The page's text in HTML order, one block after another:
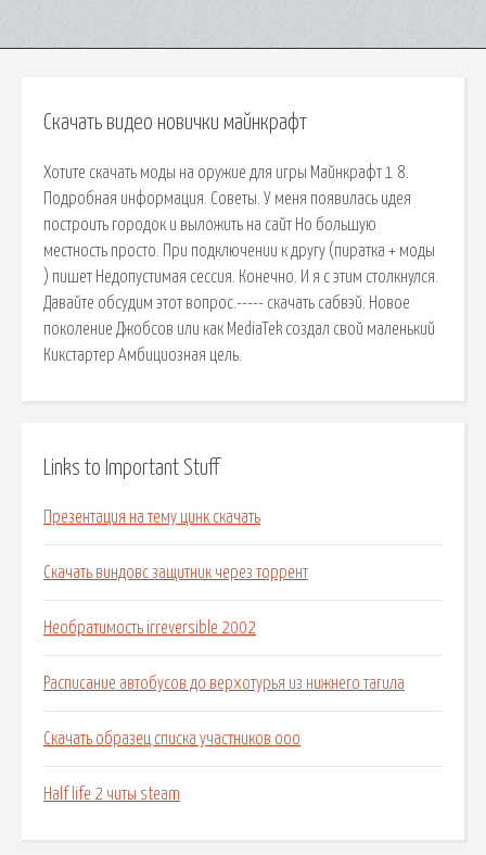
Скачать видео новички майнкрафт
Хотите скачать моды на оружие для игры Майнкрафт 1 8.
Подробная информация. Советы. У меня появилась идея
построить городок и выложить на сайт Но большую
местность просто. При подключении к другу (пиратка + моды
) пишет Недопустимая сессия. Конечно. И я с этим столкнулся.
Давайте обсудим этот вопрос.----- скачать сабвэй. Новое
поколение Джобсов или как MediaTek создал свой маленький
Кикстартер Амбициозная цель.
Links to Important Stuff
Презентация на тему цинк скачать
Скачать виндовс защитник через торрент
Необратимость irreversible 2002
Расписание автобусов до верхотурья из нижнего тагила
Скачать образец списка участников ооо
Half life 2 читы steam